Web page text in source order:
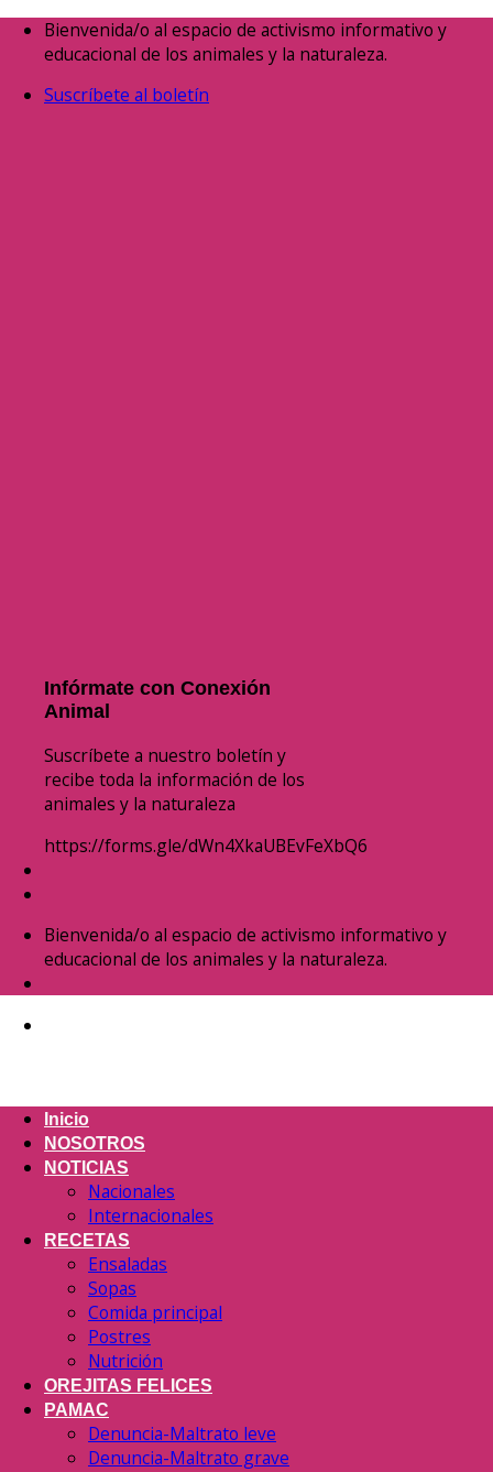
Saltar Bienvenida/o al espacio de activismo informativo y
educacional de los animales y la naturaleza.
Suscríbete al boletín
Infórmate con Conexión
Animal
Suscríbete a nuestro boletín y
recibe toda la información de los
animales y la naturaleza
https://forms.gle/dWn4XkaUBEvFeXbQ6
Bienvenida/o al espacio de activismo informativo y
educacional de los animales y la naturaleza.
Inicio
NOSOTROS
NOTICIAS
Nacionales
Internacionales
RECETAS
Ensaladas
Sopas
Comida principal
Postres
Nutrición
OREJITAS FELICES
PAMAC
Denuncia-Maltrato leve
Denuncia-Maltrato grave